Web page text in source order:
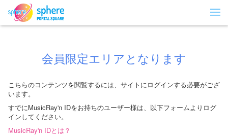
会員限定エリアとなります
こちらのコンテンツを閲覧するには、サイトにログインする必要がござ
います。
すでにMusicRay'n IDをお持ちのユーザー様は、以下フォームよりログ
インしてください。
MusicRay'n IDとは？